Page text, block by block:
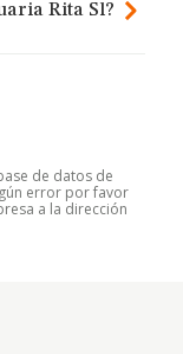
Rita Sl?
de datos de
error por favor
a la dirección